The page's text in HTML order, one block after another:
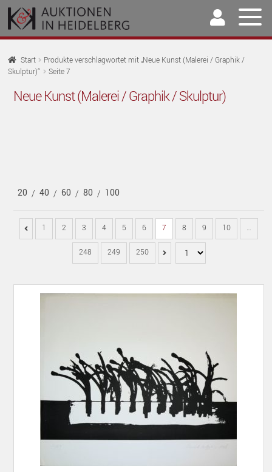
Zur
Navigation
springen
Springe
zum
Inhalt
Home
Kontakt
Start
Produkte verschlagwortet mit „Neue Kunst (Malerei / Graphik /
Skulptur)“
Seite 7
Neue Kunst (Malerei / Graphik / Skulptur)
20 / 40 / 60 / 80 / 100
1 2 3 4 5 6 7 8 9 10 …
248 249 250